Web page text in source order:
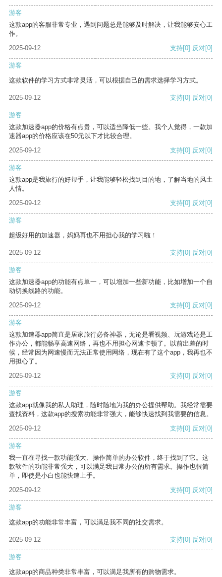
游客
这款app的客服非常专业，遇到问题总是能够及时解决，让我能够安心工
作。
2025-09-12
支持[0] 反对[0]
游客
这款软件的学习方式非常灵活，可以根据自己的需求选择学习方式。
2025-09-12 支持[0] 反对[0]
游客
这款加速器app的价格有点贵，可以适当降低一些。我个人觉得，一款加
速器app的价格应该在50元以下才比较合理。
2025-09-12
支持[0] 反对[0]
游客
这款app是我旅行的好帮手，让我能够轻松找到目的地，了解当地的风土
人情。
2025-09-12
支持[0] 反对[0]
游客
超级好用的加速器，妈妈再也不用担心我的学习啦！
2025-09-12 支持[0] 反对[0]
游客
这款加速器app的功能有点单一，可以增加一些新功能，比如增加一个自
动切换线路的功能。
2025-09-12
支持[0] 反对[0]
游客
这款加速器app简直是居家旅行必备神器，无论是看视频、玩游戏还是工
作办公，都能畅享高速网络，再也不用担心网速卡顿了。以前出差的时
候，经常因为网速慢而无法正常使用网络，现在有了这个app，我再也不
用担心了。
2025-09-12
支持[0] 反对[0]
游客
这款app就像我的私人助理，随时随地为我的办公提供帮助。我经常需要
查找资料，这款app的搜索功能非常强大，能够快速找到我需要的信息。
2025-09-12
支持[0] 反对[0]
游客
我一直在寻找一款功能强大、操作简单的办公软件，终于找到了它。这
款软件的功能非常强大，可以满足我日常办公的所有需求。操作也很简
单，即使是小白也能快速上手。
2025-09-12
支持[0] 反对[0]
游客
这款app的功能非常丰富，可以满足我不同的社交需求。
2025-09-12 支持[0] 反对[0]
游客
这款app的商品种类非常丰富，可以满足我所有的购物需求。